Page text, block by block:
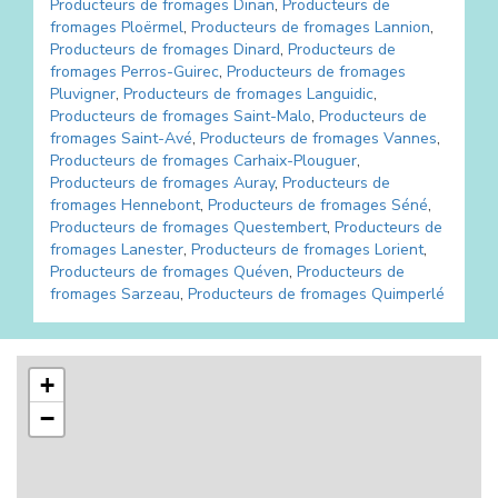
Producteurs de fromages Dinan, Producteurs de
fromages Ploërmel, Producteurs de fromages Lannion,
Producteurs de fromages Dinard, Producteurs de
fromages Perros-Guirec, Producteurs de fromages
Pluvigner, Producteurs de fromages Languidic,
Producteurs de fromages Saint-Malo, Producteurs de
fromages Saint-Avé, Producteurs de fromages Vannes,
Producteurs de fromages Carhaix-Plouguer,
Producteurs de fromages Auray, Producteurs de
fromages Hennebont, Producteurs de fromages Séné,
Producteurs de fromages Questembert, Producteurs de
fromages Lanester, Producteurs de fromages Lorient,
Producteurs de fromages Quéven, Producteurs de
fromages Sarzeau, Producteurs de fromages Quimperlé
+
−